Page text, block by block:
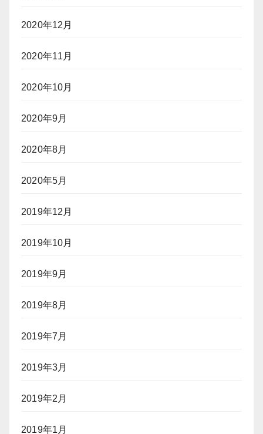
2020年12月
2020年11月
2020年10月
2020年9月
2020年8月
2020年5月
2019年12月
2019年10月
2019年9月
2019年8月
2019年7月
2019年3月
2019年2月
2019年1月